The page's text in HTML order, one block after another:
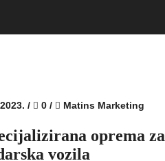
/ 0 / Matins Marketing
oprema za
vozila